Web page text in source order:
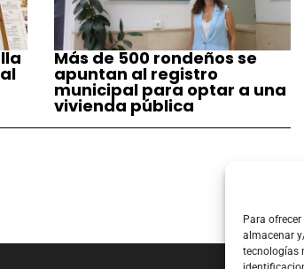
Para
almacenar
tecnologías
Más de 500 rondeños se
apuntan al registro
municipal para optar a una
vivienda pública